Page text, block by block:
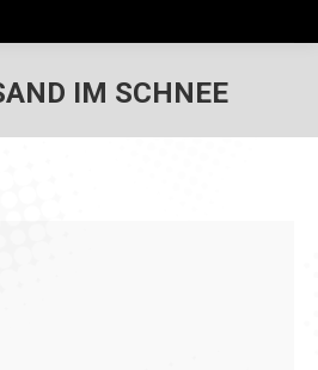
IM SCHNEE